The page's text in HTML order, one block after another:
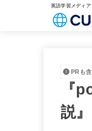
英語学習メディア
PRも
『
説』